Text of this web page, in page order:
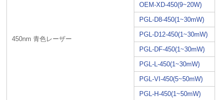
450nm 青色レーザー
OEM-XD-450(9~20W)
PGL-D8-450(1~30mW)
PGL-D12-450(1~30mW)
PGL-DF-450(1~30mW)
PGL-L-450(1~30mW)
PGL-VI-450(5~50mW)
PGL-H-450(1~50mW)